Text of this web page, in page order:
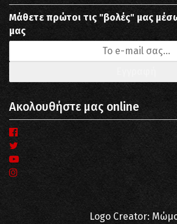
Μάθετε πρώτοι τις "βολές" μας
μας
Ακολουθήστε μας online
Logo Creator: